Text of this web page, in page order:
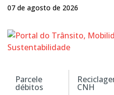
07 de agosto de 2026
Parcele
débitos CNH